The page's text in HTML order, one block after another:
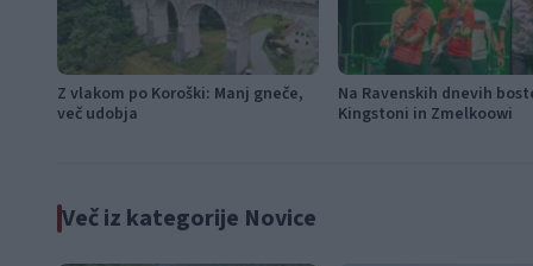
Z vlakom po Koroški: Manj gneče,
več udobja
Na Ravenskih dnevih
Kingstoni in Zmelkoowi
Več iz kategorije Novice